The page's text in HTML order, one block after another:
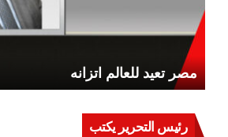
مصر تعيد للعالم اتزانه
رئيس التحرير يكتب